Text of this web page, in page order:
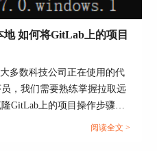
改密码
如何将GitLab上的项目
多数科技公司正在使用的代
，我们需要熟练掌握拉取远
GitLab上的项目操作步骤。
码、文件到本地，如何将
阅读全文 >